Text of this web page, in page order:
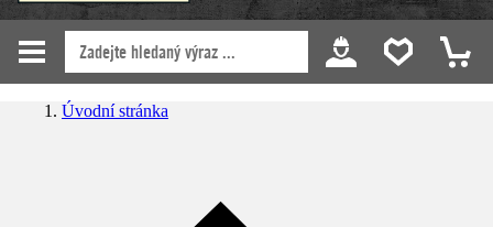
Úvodní stránka